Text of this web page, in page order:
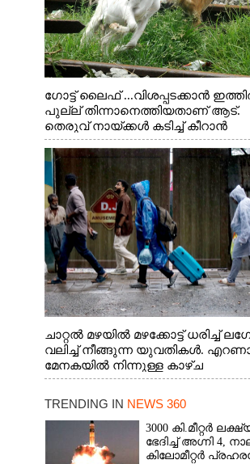
ഗോട്ട് ലൈഫ് ...വിശപ്പടക്കാൻ
പുല്ല് തിന്നാനെത്തിയതാണ് ആട്.
തെരുവ് നായ്ക്കൾ കടിച്ച് കീറാൻ
വന്നതോടെ വയറിന്റെ ആന്തൽ
ജീവന് വേണ്ടിയായി ഓട്ടം.
വാത്തുരുത്തിയിൽ നിന്നുള്ള കാഴ്ച
ചാറ്റൽ മഴയിൽ മഴക്കോട്ട് ധരിച്ച്
വലിച്ച് നീങ്ങുന്ന യുവതികൾ.
മേനകയിൽ നിന്നുള്ള കാഴ്ച
TRENDING IN NEWS 360
3000 കി.മീറ്റർ
ഭേദിച്ച് അഗ്നി 4,
കിലോമീറ്റർ